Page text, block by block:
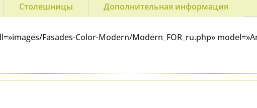
Столешницы Дополнительная информация
Fasades-Color-Modern/Modern_FOR_ru.php»